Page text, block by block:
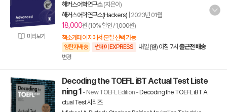
미리보기
해커스어학연구소(지은이)
해커스어학연구소(Hackers) 2023년 01월
18,000원 (10% 할인 / 1,000원)
책소개페이지에서 분철 선택 가능
양탄자배송 썬데이 EXPRESS 내일 (월) 아침 7시 출근전 배송
변경
Decoding the TOEFL iBT Actual Test Liste
ning 1 - New TOEFL Edition -Decoding the TOEFL iBT A
ctual Test 시리즈